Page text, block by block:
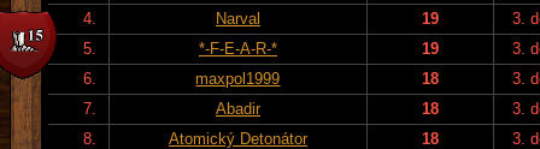
4.
Narval 19
3.
5.
*-F-E-A-R-* 19
3.
6.
maxpol1999 18
3.
7.
Abadir 18
3.
8.
Atomický Detonátor 18
3.